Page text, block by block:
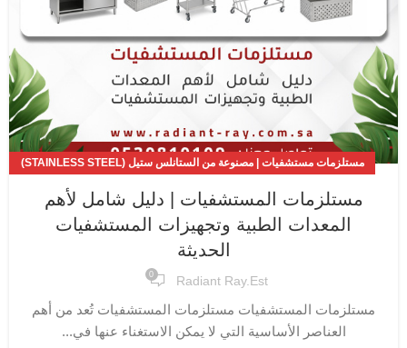
مستلزمات مستشفيات | مصنوعة من الستانلس ستيل (STAINLESS STEEL)
مستلزمات المستشفيات | دليل شامل لأهم
المعدات الطبية وتجهيزات المستشفيات
الحديثة
Radiant Ray.est
0
مستلزمات المستشفيات مستلزمات المستشفيات تُعد من أهم
العناصر الأساسية التي لا يمكن الاستغناء عنها في...